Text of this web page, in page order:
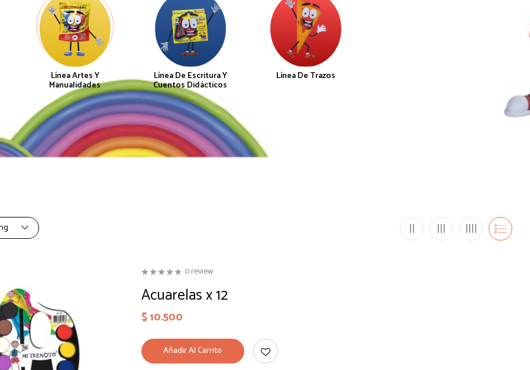
Línea Artes Y
Manualidades
Línea De Escritura Y
Cuentos Didácticos
Línea De Trazos
0 review
Acuarelas x 12
$10.500
Añadir Al Carrito